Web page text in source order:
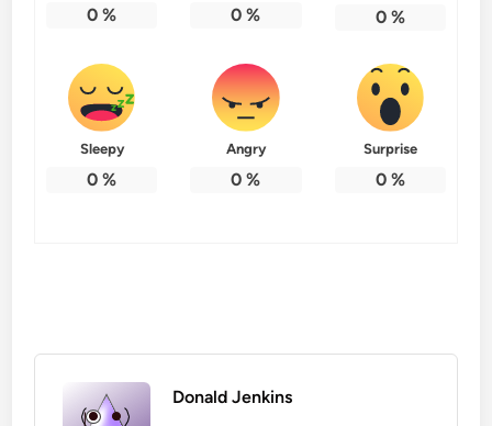
0 % 0 % 0%
Sleepy
0 %
Angry
0 %
Surprise
0%
Donald Jenkins